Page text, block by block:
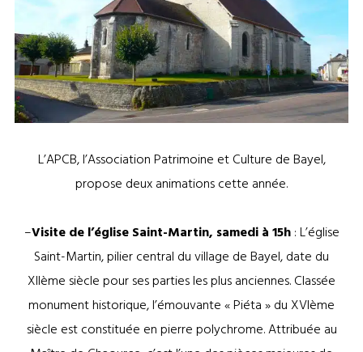
L’APCB, l’Association Patrimoine et Culture de Bayel,
propose deux animations cette année.
–Visite de l’église Saint-Martin, samedi à 15h: L’église
Saint-Martin, pilier central du village de Bayel, date du
XIIème siècle pour ses parties les plus anciennes. Classée
monument historique, l’émouvante « Piéta » du XVIème
siècle est constituée en pierre polychrome. Attribuée au